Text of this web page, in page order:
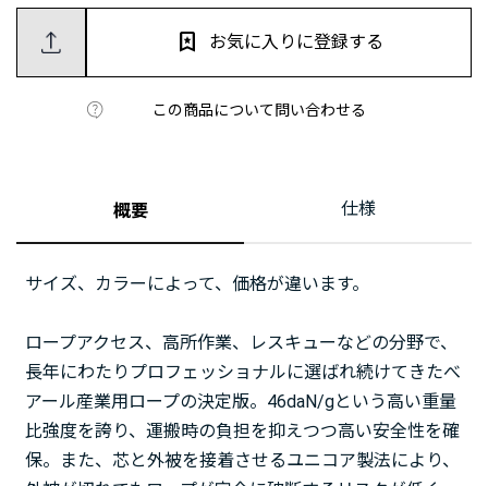
この商品について問い合わせる
お気に入りに登録する
概要 仕様
サイズ、カラーによって、価格が違います。
ロープアクセス、高所作業、レスキューなどの分野で、
長年にわたりプロフェッショナルに選ばれ続けてきたべ
アール産業用ロープの決定版。46daN/gという高い重量
比強度を誇り、運搬時の負担を抑えつつ高い安全性を確
保。また、芯と外被を接着させるユニコア製法により、